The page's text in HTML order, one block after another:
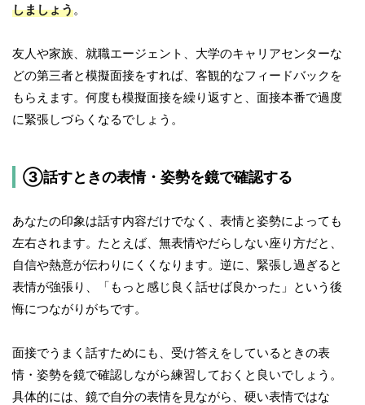
しましょう。
友人や家族、就職エージェント、大学のキャリアセンターな
どの第三者と模擬面接をすれば、客観的なフィードバックを
もらえます。何度も模擬面接を繰り返すと、面接本番で過度
に緊張しづらくなるでしょう。
③話すときの表情・姿勢を鏡で確認する
あなたの印象は話す内容だけでなく、表情と姿勢によっても
左右されます。たとえば、無表情やだらしない座り方だと、
自信や熱意が伝わりにくくなります。逆に、緊張し過ぎると
表情が強張り、「もっと感じ良く話せば良かった」という後
悔につながりがちです。
面接でうまく話すためにも、受け答えをしているときの表
情・姿勢を鏡で確認しながら練習しておくと良いでしょう。
具体的には、鏡で自分の表情を見ながら、硬い表情ではな